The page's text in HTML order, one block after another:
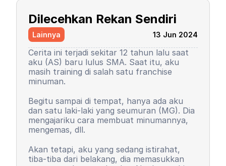
ada petir menyambar saya. Entah kenapa,
sampai saat ini pun saya tidak tahu
alasannya, yang pasti rasanya tidak
nyaman.
peraih ranking 1. Ranking saya turun, tapi
masih 3 besar. Begitu pula rasa percaya diri
saya. Saya mulai menutup diri, takut salah,
seringkali berasumsi negatif atas perilaku
teman-teman saya. Seorang teman lelaki
sempat mengucapkan sebuah kalimat yang
sampai sekarang bahkan hingga ajal
menjemput terpatri di ingatan saya. Saya
tersebut tidak pantas dan saya baru
paham saat di asrama. Dia bilang, “Wuuu!
Kamu tuh nggak punya harga diri!”
Bayangkan, siswa sekolah dasar zaman itu
kepada siapa pun, kami setelahnya juga
tetap berteman, tetap menjadi duo rival
Kemudian orangtua saya memutuskan
untuk menyekolahkan saya di asrama.
Saya memutuskan untuk mengubah
mengerti dan paham arti bullying. Saya
baru sadar, ternyata dulu saya orang yang
Dilecehkan Rekan Sendiri
Lainnya 13 Jun 2024
Cerita ini terjadi sekitar 12 tahun lalu saat
aku (AS) baru lulus SMA. Saat itu, aku
masih training di salah satu franchise
minuman.
Begitu sampai di tempat, hanya ada aku
dan satu laki-laki yang seumuran (MG). Dia
mengajariku cara membuat minumannya,
mengemas, dll.
Akan tetapi, aku yang sedang istirahat,
tiba-tiba dari belakang, dia memasukkan